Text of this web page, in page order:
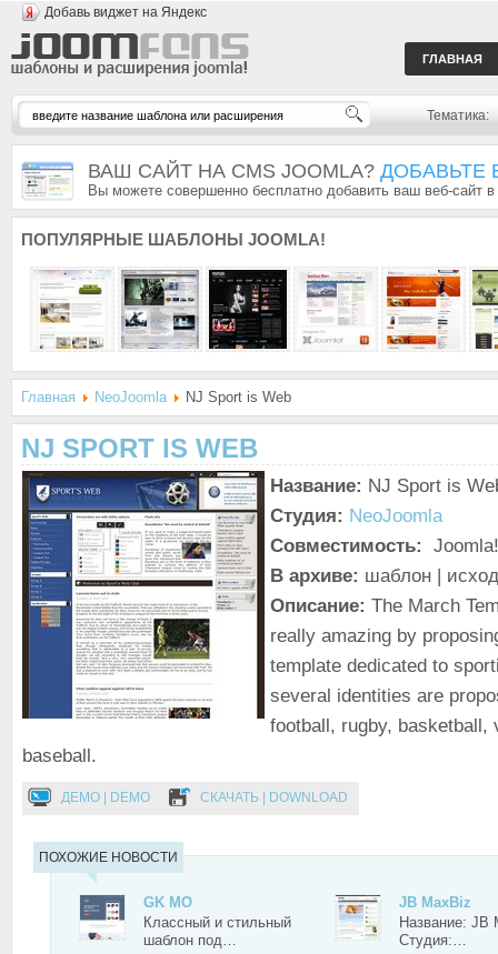
Добавь виджет на Яндекс
ГЛАВНАЯ
Тематика:
ВАШ САЙТ НА CMS JOOMLA? ДОБАВЬТЕ
Вы можете совершенно бесплатно добавить ваш веб-сайт
ПОПУЛЯРНЫЕ ШАБЛОНЫ JOOMLA!
Главная NeoJoomla NJ Sport is Web
NJ SPORT IS WEB
Название: NJ Sport is
Студия: NeoJoomla
Совместимость:
В архиве: шаблон |
Описание: The March
really amazing by
template dedicated to
several identities are
football, rugby, basketball,
baseball.
ДЕМО | DEMO СКАЧАТЬ | DOWNLOAD
ПОХОЖИЕ НОВОСТИ
GK MO
Классный и стильный
шаблон под…
JB MaxBiz
Название: JB
Студия:…